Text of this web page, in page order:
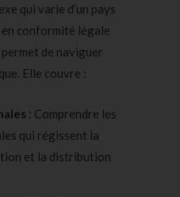
qui varie d’un pays
conformité légale
de naviguer
Elle couvre :
: Comprendre les
qui régissent la
et la distribution